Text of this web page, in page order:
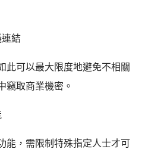
連結
此可以最大限度地避免不相關
竊取商業機密。
能，需限制特殊指定人士才可